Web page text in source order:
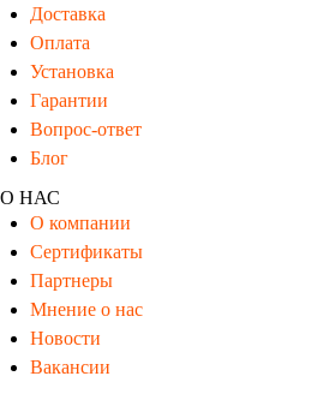
Доставка
Оплата
Установка
Гарантии
Вопрос-ответ
Блог
О НАС
О компании
Сертификаты
Партнеры
Мнение о нас
Новости
Вакансии